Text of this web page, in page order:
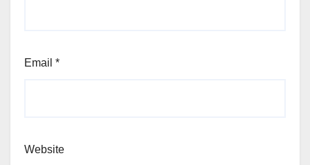
Email *
Website